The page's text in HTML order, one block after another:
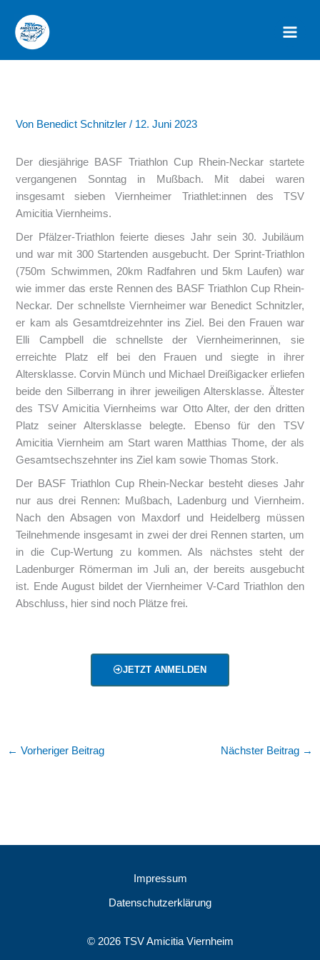
Inhalt
springen
Von Benedict Schnitzler/ 12. Juni 2023
Der diesjährige BASF Triathlon Cup Rhein-Neckar startete
vergangenen Sonntag in Mußbach. Mit dabei waren
insgesamt sieben Viernheimer Triathlet:innen des TSV
Amicitia Viernheims.
Der Pfälzer-Triathlon feierte dieses Jahr sein 30. Jubiläum
und war mit 300 Startenden ausgebucht. Der Sprint-Triathlon
(750m Schwimmen, 20km Radfahren und 5km Laufen) war
wie immer das erste Rennen des BASF Triathlon Cup Rhein-
Neckar. Der schnellste Viernheimer war Benedict Schnitzler,
er kam als Gesamtdreizehnter ins Ziel. Bei den Frauen war
Elli Campbell die schnellste der Viernheimerinnen, sie
erreichte Platz elf bei den Frauen und siegte in ihrer
Altersklasse. Corvin Münch und Michael Dreißigacker erliefen
beide den Silberrang in ihrer jeweiligen Altersklasse. Ältester
des TSV Amicitia Viernheims war Otto Alter, der den dritten
Platz seiner Altersklasse belegte. Ebenso für den TSV
Amicitia Viernheim am Start waren Matthias Thome, der als
Gesamtsechszehnter ins Ziel kam sowie Thomas Stork.
Der BASF Triathlon Cup Rhein-Neckar besteht dieses Jahr
nur aus drei Rennen: Mußbach, Ladenburg und Viernheim.
Nach den Absagen von Maxdorf und Heidelberg müssen
Teilnehmende insgesamt in zwei der drei Rennen starten, um
in die Cup-Wertung zu kommen. Als nächstes steht der
Ladenburger Römerman im Juli an, der bereits ausgebucht
ist. Ende August bildet der Viernheimer V-Card Triathlon den
Abschluss, hier sind noch Plätze frei.
JETZT ANMELDEN
← Vorheriger Beitrag Nächster Beitrag →
Impressum
Datenschutzerklärung
© 2026 TSV Amicitia Viernheim